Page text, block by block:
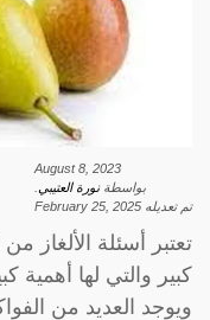
August 8, 2023
بواسطةنورة العتيبي
تم تعديله February 25, 2025
تعتبر أسئلة الألغاز
كبير والتي لها أهمية
ويوجد العديد من